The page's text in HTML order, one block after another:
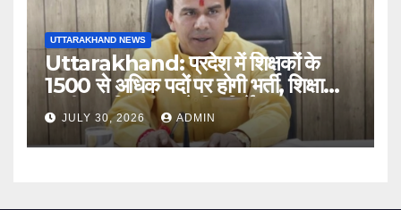
UTTARAKHAND NEWS
Uttarakhand: प्रदेश में शिक्षकों के
1500 से अधिक पदों पर होगी भर्ती, शिक्षा
मंत्री धन सिंह रावत ने दिए निर्देश
JULY 30, 2026 ADMIN